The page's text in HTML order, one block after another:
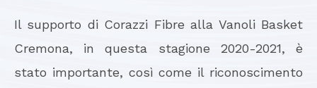
Il supporto di Corazzi Fibre alla Vanoli Basket
Cremona, in questa stagione 2020-2021, è
stato importante, così come il riconoscimento